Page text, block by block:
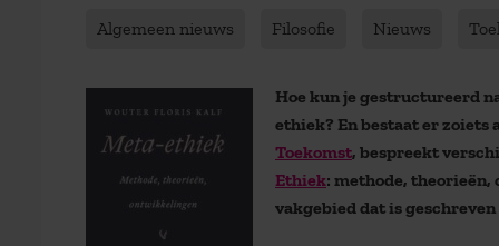
Algemeen nieuws Filosofie Nieuws
Hoe kun je gestructureerd
ethiek? En bestaat er zoiets
Toekomst, bespreekt ve
Ethiek: methode,
vakgebied dat is